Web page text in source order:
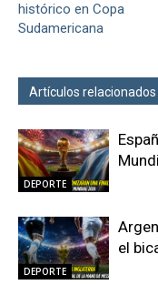
histórico en Copa
Sudamericana
Artículos relacionados
DEPORTE
DEPORTE
el